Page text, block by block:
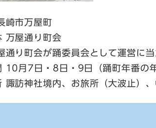
崎市万屋町
万屋通り町会
通り町会が踊委員会として運営に当
10月7日・8日・9日（踊町年番の年
諏訪神社境内、お旅所（大波止）